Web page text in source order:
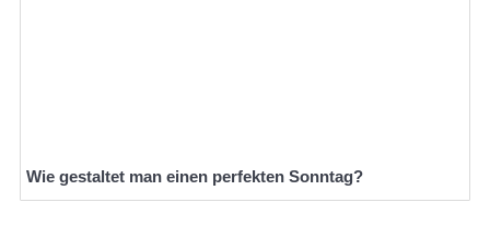
Wie gestaltet man einen perfekten Sonntag?